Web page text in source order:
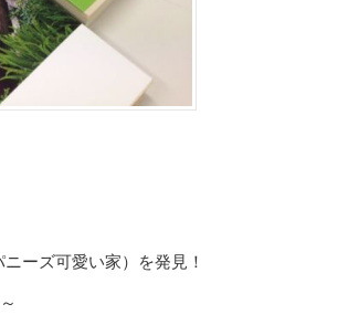
ーズ可愛い家）を発見！